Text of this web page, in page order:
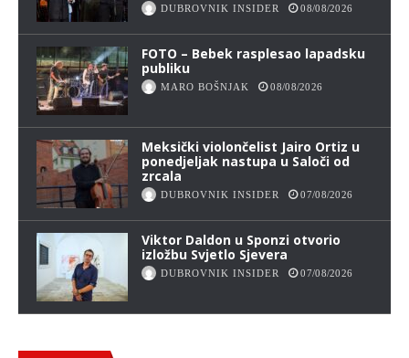
DUBROVNIK INSIDER 08/08/2026
FOTO – Bebek rasplesao lapadsku
publiku
MARO BOŠNJAK 08/08/2026
Meksički violončelist Jairo Ortiz u
ponedjeljak nastupa u Saloči od
zrcala
DUBROVNIK INSIDER 07/08/2026
Viktor Daldon u Sponzi otvorio
izložbu Svjetlo Sjevera
DUBROVNIK INSIDER 07/08/2026